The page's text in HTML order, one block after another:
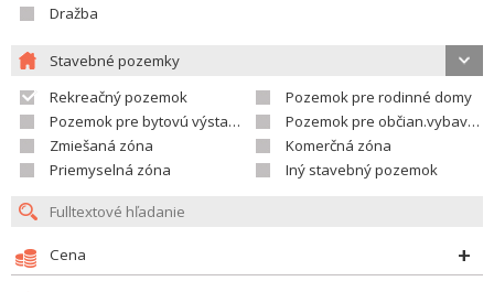
Dražba
Stavebné pozemky
Rekreačný pozemok
Pozemok pre rodinné domy
Pozemok pre bytovú výstavbu
Pozemok pre občian.vybavenosť
Zmiešaná zóna
Komerčná zóna
Priemyselná zóna
Iný stavebný pozemok
Cena